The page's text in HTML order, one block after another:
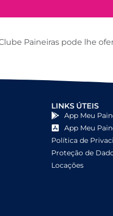
Paineiras pode lhe
LINKS ÚTEIS
App Meu
App Meu
Política de
Proteção de
Locações